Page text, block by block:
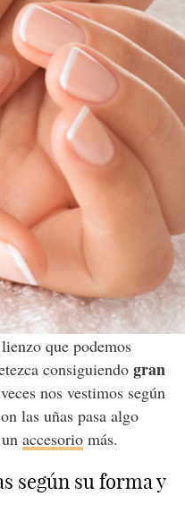
que podemos
consiguiendo gran
nos vestimos según
las uñas pasa algo
accesoriomás.
según su forma y